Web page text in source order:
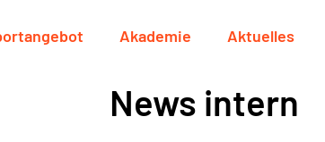
Akademie Aktuelles
News intern